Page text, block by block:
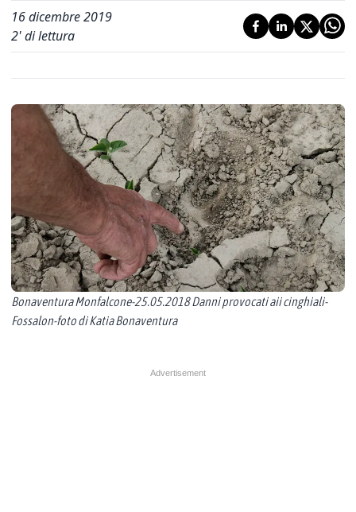
16 dicembre 2019
2' di lettura
Bonaventura Monfalcone-25.05.2018 Danni provocati aii cinghiali-
Fossalon-foto di Katia Bonaventura